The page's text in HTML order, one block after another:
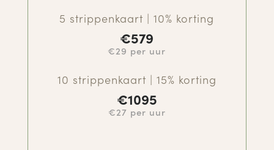
5 strippenkaart | 10% korting
€579
€29 per uur
10 strippenkaart | 15% korting
€1095
€27 per uur